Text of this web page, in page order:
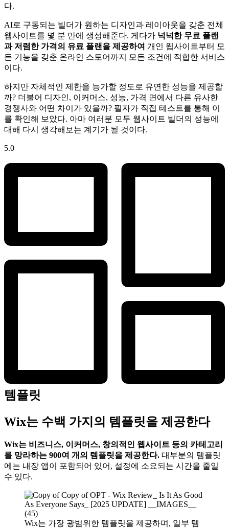
다.
AI로 구동되는 빌더가 원하는 디자인과 레이아웃을 갖춘 전체
웹사이트를 몇 분 만에 생성해준다. 게다가 넉넉한 무료 플랜
과 저렴한 가격의 유료 플랜을 제공하여 개인 웹사이트부터 모
든 기능을 갖춘 온라인 스토어까지 모든 조건에 적합한 서비스
이다.
하지만 자체적인 제한을 능가할 정도로 유연한 성능을 제공할
까? 더불어 디자인, 이커머스, 성능, 가격 면에서 다른 유사한
경쟁사와 어떤 차이가 있을까? 필자가 직접 테스트를 통해 이
를 확인해 보았다. 아마 여러분 모두 웹사이트 빌더의 성능에
대해 다시 생각해보는 계기가 될 것이다.
5.0
템플릿
Wix는 수백 가지의 템플릿을 제공한다
Wix는 비즈니스, 이커머스, 창의적인 웹사이트 등의 카테고리
를 망라하는 900여 개의 템플릿을 제공한다. 대부분의 템플릿
에는 내장 앱이 포함되어 있어, 설정에 소요되는 시간을 줄일
수 있다.
Wix는 가장 광범위한 템플릿을 제공하며, 일부 템